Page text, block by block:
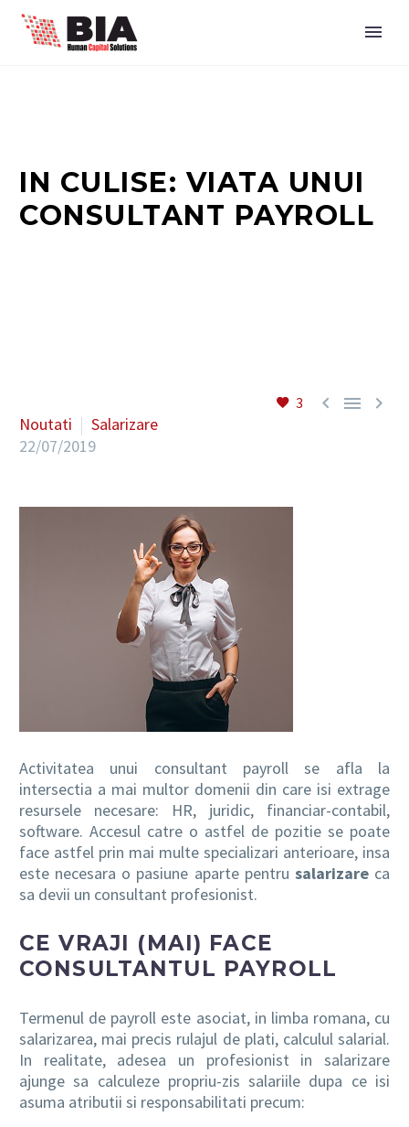
IN CULISE: VIATA UNUI
CONSULTANT PAYROLL
3   
Noutati
Salarizare
22/07/2019
Activitatea unui consultant payroll se afla la
intersectia a mai multor domenii din care isi extrage
resursele necesare: HR, juridic, financiar-contabil,
software. Accesul catre o astfel de pozitie se poate
face astfel prin mai multe specializari anterioare, insa
este necesara o pasiune aparte pentru salarizareca
sa devii un consultant profesionist.
CE VRAJI (MAI) FACE
CONSULTANTUL PAYROLL
Termenul de payroll este asociat, in limba romana, cu
salarizarea, mai precis rulajul de plati, calculul salarial.
In realitate, adesea un profesionist in salarizare
ajunge sa calculeze propriu-zis salariile dupa ce isi
asuma atributii si responsabilitati precum: